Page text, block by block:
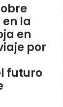
la
en
por
futuro